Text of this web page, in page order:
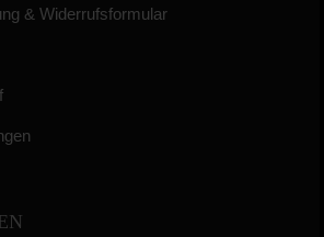
& Widerrufsformular